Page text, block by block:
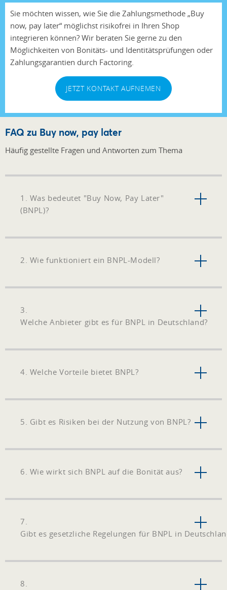
Sie möchten wissen, wie Sie die Zahlungsmethode „Buy
now, pay later“ möglichst risikofrei in Ihren Shop
integrieren können? Wir beraten Sie gerne zu den
Möglichkeiten von Bonitäts- und Identitätsprüfungen oder
Zahlungsgarantien durch Factoring.
JETZT KONTAKT AUFNEMEN
FAQ zu Buy now, pay later
Häufig gestellte Fragen und Antworten zum Thema
1. Was bedeutet "Buy Now, Pay Later"
(BNPL)?
2. Wie funktioniert ein BNPL-Modell?
3.
Welche Anbieter gibt es für BNPL in Deutschland?
4. Welche Vorteile bietet BNPL?
5. Gibt es Risiken bei der Nutzung von BNPL?
6. Wie wirkt sich BNPL auf die Bonität aus?
7.
Gibt es gesetzliche Regelungen für BNPL in
8.